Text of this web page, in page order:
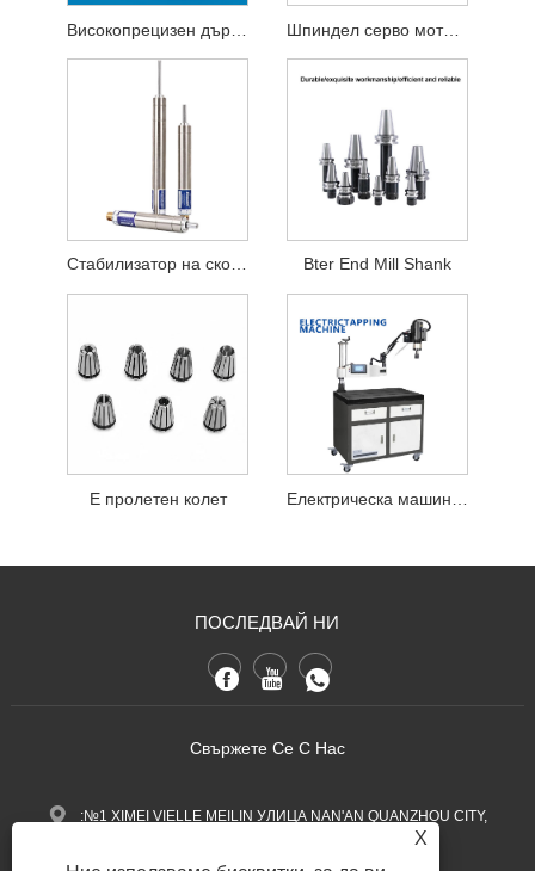
Високопрецизен държач за CNC инструменти Шпиндел серво моторна индукция серво мотор
Стабилизатор на скоростта на бял кон Bter End Mill Shank
Е пролетен колет
ПОСЛЕДВАЙ НИ
Свържете Се С Нас
:№1 XIMEI VIELLE MEILIN УЛИЦА NAN'AN QUANZHOU CITY,
X